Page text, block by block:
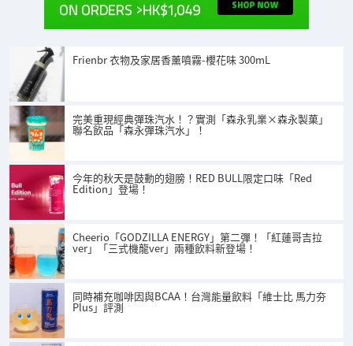
Frienbr 衣物及家居香薰噴霧-櫻花味 300mL
完美重現經典彈珠汽水！？實測「森永乳業×森永製菓」
聯名飲品「森永彈珠汽水」！
今年的秋天是鼓動的翅膀！RED BULL限定口味「Red
Edition」登場！
Cheerio「GODZILLA ENERGY」第二彈！「紅蓮哥吉拉
ver」「三式機龍ver」兩種飲料新登場！
同時補充咖啡因與BCAA！台灣能量飲料「維士比 馬力夯
Plus」評測